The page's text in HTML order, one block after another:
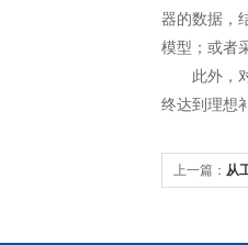
器的数据，
模型；或者
此外，对
终达到理想
上一篇： 从